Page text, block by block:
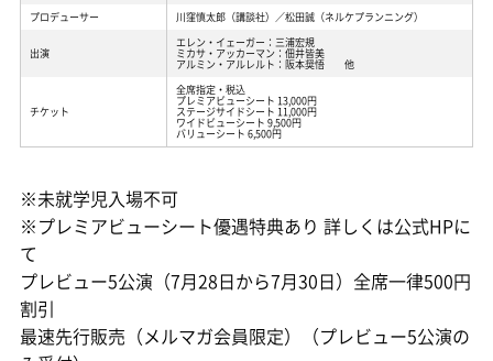
プロデューサー
川窪慎太郎（講談社）／松田誠（ネルケプランニング）
出演
エレン・イェーガー：三浦宏規
ミカサ・アッカーマン：佃井皆美
アルミン・アルレルト：阪本奨悟 他
チケット
全席指定・税込
プレミアビューシート 13,000円
ステージサイドシート 11,000円
ワイドビューシート 9,500円
バリューシート 6,500円
※未就学児入場不可
※プレミアビューシート優遇特典あり 詳しくは公式HPに
て
プレビュー5公演（7月28日から7月30日）全席一律500円
割引
最速先行販売（メルマガ会員限定）（プレビュー5公演の